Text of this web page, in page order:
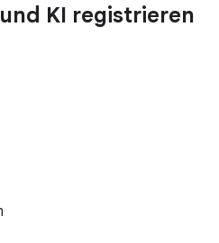
KI registrieren